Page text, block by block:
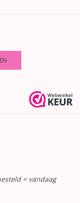
= vandaag